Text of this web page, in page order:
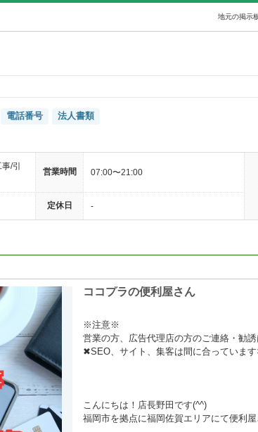
地元の掲示
電話番号 法人書類
/引
営業時間
07:00〜21:00
定休日 -
ココプラの便利屋さん
※注意※
営業の方、広告代理店の方のご連絡・勧誘
✖SEO、サイト、集客は間に合っていま
こんにちは！店長野田です(^^)
福岡市を拠点に福岡佐賀エリアにて便利屋